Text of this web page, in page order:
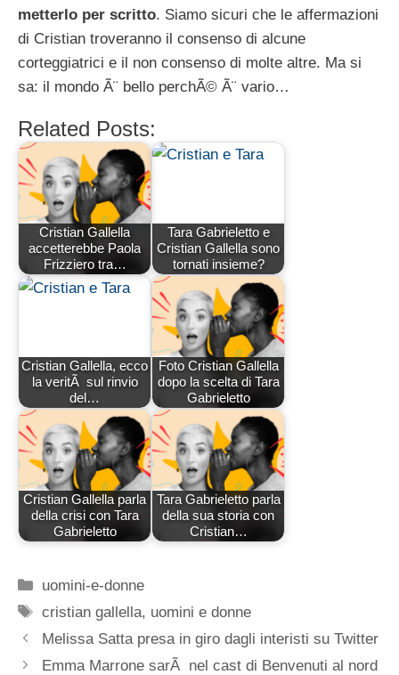
metterlo per scritto. Siamo sicuri che le affermazioni
di Cristian troveranno il consenso di alcune
corteggiatrici e il non consenso di molte altre. Ma si
sa: il mondo Ã¨ bello perchÃ© Ã¨ vario…
Related Posts:
Cristian Gallella
accetterebbe Paola
Frizziero tra…
Tara Gabrieletto e
Cristian Gallella sono
tornati insieme?
Cristian Gallella, ecco
la veritÃ sul rinvio
del…
Foto Cristian Gallella
dopo la scelta di Tara
Gabrieletto
Cristian Gallella parla
della crisi con Tara
Gabrieletto
Tara Gabrieletto parla
della sua storia con
Cristian…
Categorie
uomini-e-donne
Tag
cristian gallella, uomini e donne
Melissa Satta presa in giro dagli interisti su Twitter
Emma Marrone sarÃ nel cast di Benvenuti al nord